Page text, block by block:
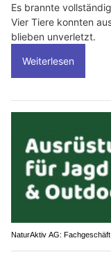
Es brannte
Vier Tiere konnten
blieben unverletzt.
Weiterlesen
NaturAktiv AG: